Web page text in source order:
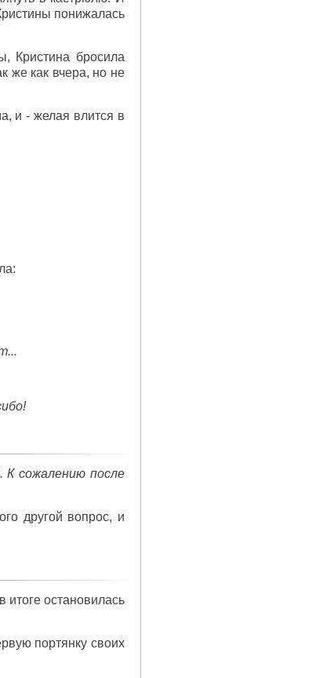
понижалась
Кристина бросила
же как вчера, но не
и - желая влится в
К сожалению после
другой вопрос, и
итоге остановилась
портянку своих